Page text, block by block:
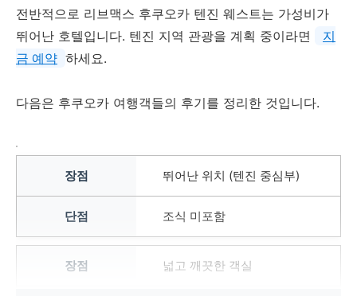
전반적으로 리브맥스 후쿠오카 텐진 웨스트는 가성비가
뛰어난 호텔입니다. 텐진 지역 관광을 계획 중이라면
지
금 예약 하세요.
다음은 후쿠오카 여행객들의 후기를 정리한 것입니다.
뛰어난 위치 (텐진 중심부)
조식 미포함
넓고 깨끗한 객실